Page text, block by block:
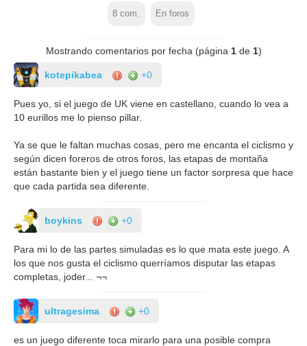
8 com. En foros
Mostrando comentarios por fecha (página 1de 1)
kotepikabea +0
Pues yo, si el juego de UK viene en castellano, cuando lo vea a
10 eurillos me lo pienso pillar.
Ya se que le faltan muchas cosas, pero me encanta el ciclismo y
según dicen foreros de otros foros, las etapas de montaña
están bastante bien y el juego tiene un factor sorpresa que hace
que cada partida sea diferente.
boykins +0
Para mi lo de las partes simuladas es lo que mata este juego. A
los que nos gusta el ciclismo querríamos disputar las etapas
completas, joder... ¬¬
ultragesima +0
es un juego diferente toca mirarlo para una posible compra